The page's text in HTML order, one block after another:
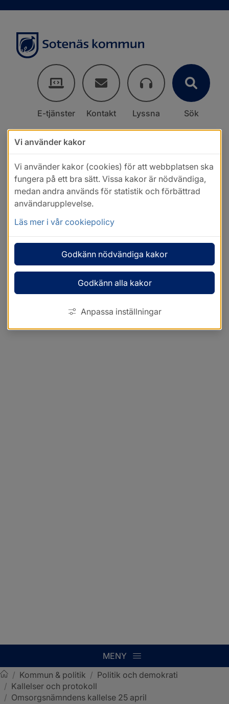
E-tjänster Kontakt Lyssna Sök
MENY
Sotenäs kommun
/ Kommun & politik / Politik och demokrati
/ Kallelser och protokoll
/ Omsorgsnämndens kallelse 25 april
Vi använder kakor
Vi använder kakor (cookies) för att webbplatsen ska
fungera på ett bra sätt. Vissa kakor är nödvändiga,
medan andra används för statistik och förbättrad
användarupplevelse.
Läs mer i vår cookiepolicy
Godkänn nödvändiga kakor
Godkänn alla kakor
Anpassa inställningar